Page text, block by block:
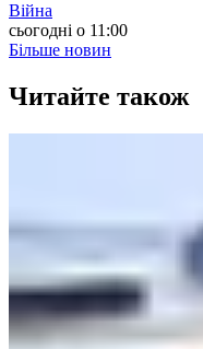
Війна
сьогодні о 11:00
Більше новин
Читайте також